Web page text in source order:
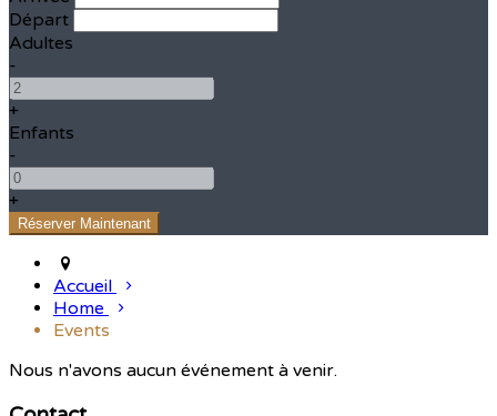
Départ
Adultes
-
+
Enfants
-
+
Accueil
Home
Events
Nous n'avons aucun événement à venir.